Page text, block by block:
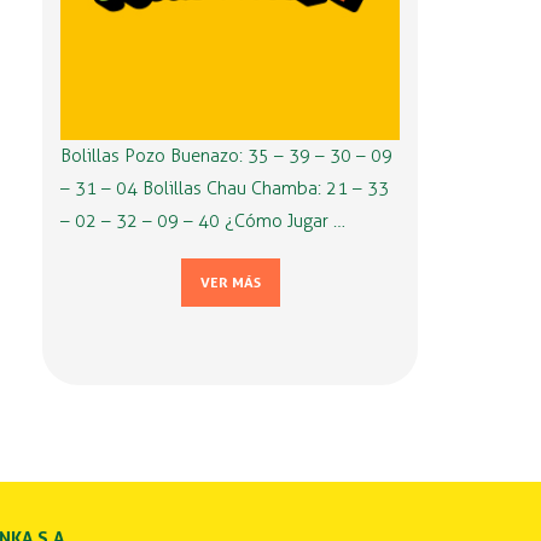
Bolillas Pozo Buenazo: 35 – 39 – 30 – 09
– 31 – 04 Bolillas Chau Chamba: 21 – 33
– 02 – 32 – 09 – 40 ¿Cómo Jugar …
VER MÁS